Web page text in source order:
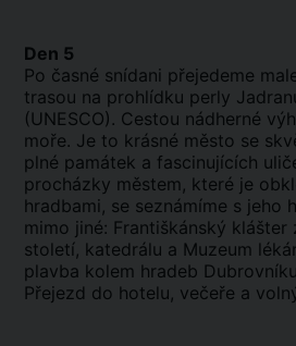
Den 5
Po časné snídani přejedeme
trasou na prohlídku perly
(UNESCO). Cestou nádherné
moře. Je to krásné město se
plné památek a fascinujících
procházky městem, které je
hradbami, se seznámíme s jeho
mimo jiné: Františkánský klášter
století, katedrálu a Muzeum
plavba kolem hradeb
Přejezd do hotelu, večeře a